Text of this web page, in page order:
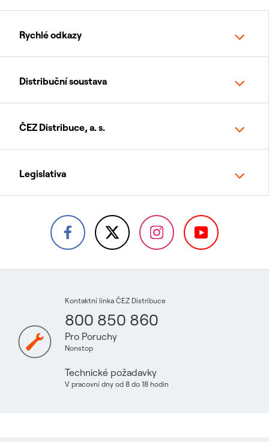
Rychlé odkazy
Distribuční soustava
ČEZ Distribuce, a. s.
Legislativa
Kontaktní linka ČEZ Distribuce
800 850 860
Pro Poruchy
Nonstop
Technické požadavky
V pracovní dny od 8 do 18 hodin